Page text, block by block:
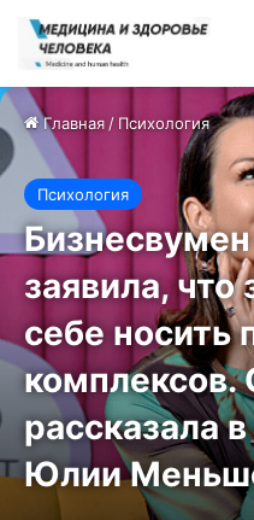
Главная/ Психология
Психология
заявила,
себе носить
комплексов.
рассказала
Юлии